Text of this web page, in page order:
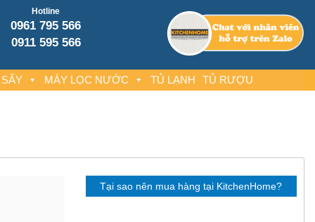
Hotline
0961 795 566
0911 595 566
MÁY LỌC NƯỚC TỦ LẠNH TỦ RƯỢU
Tại sao nên mua hàng tại KitchenHome?